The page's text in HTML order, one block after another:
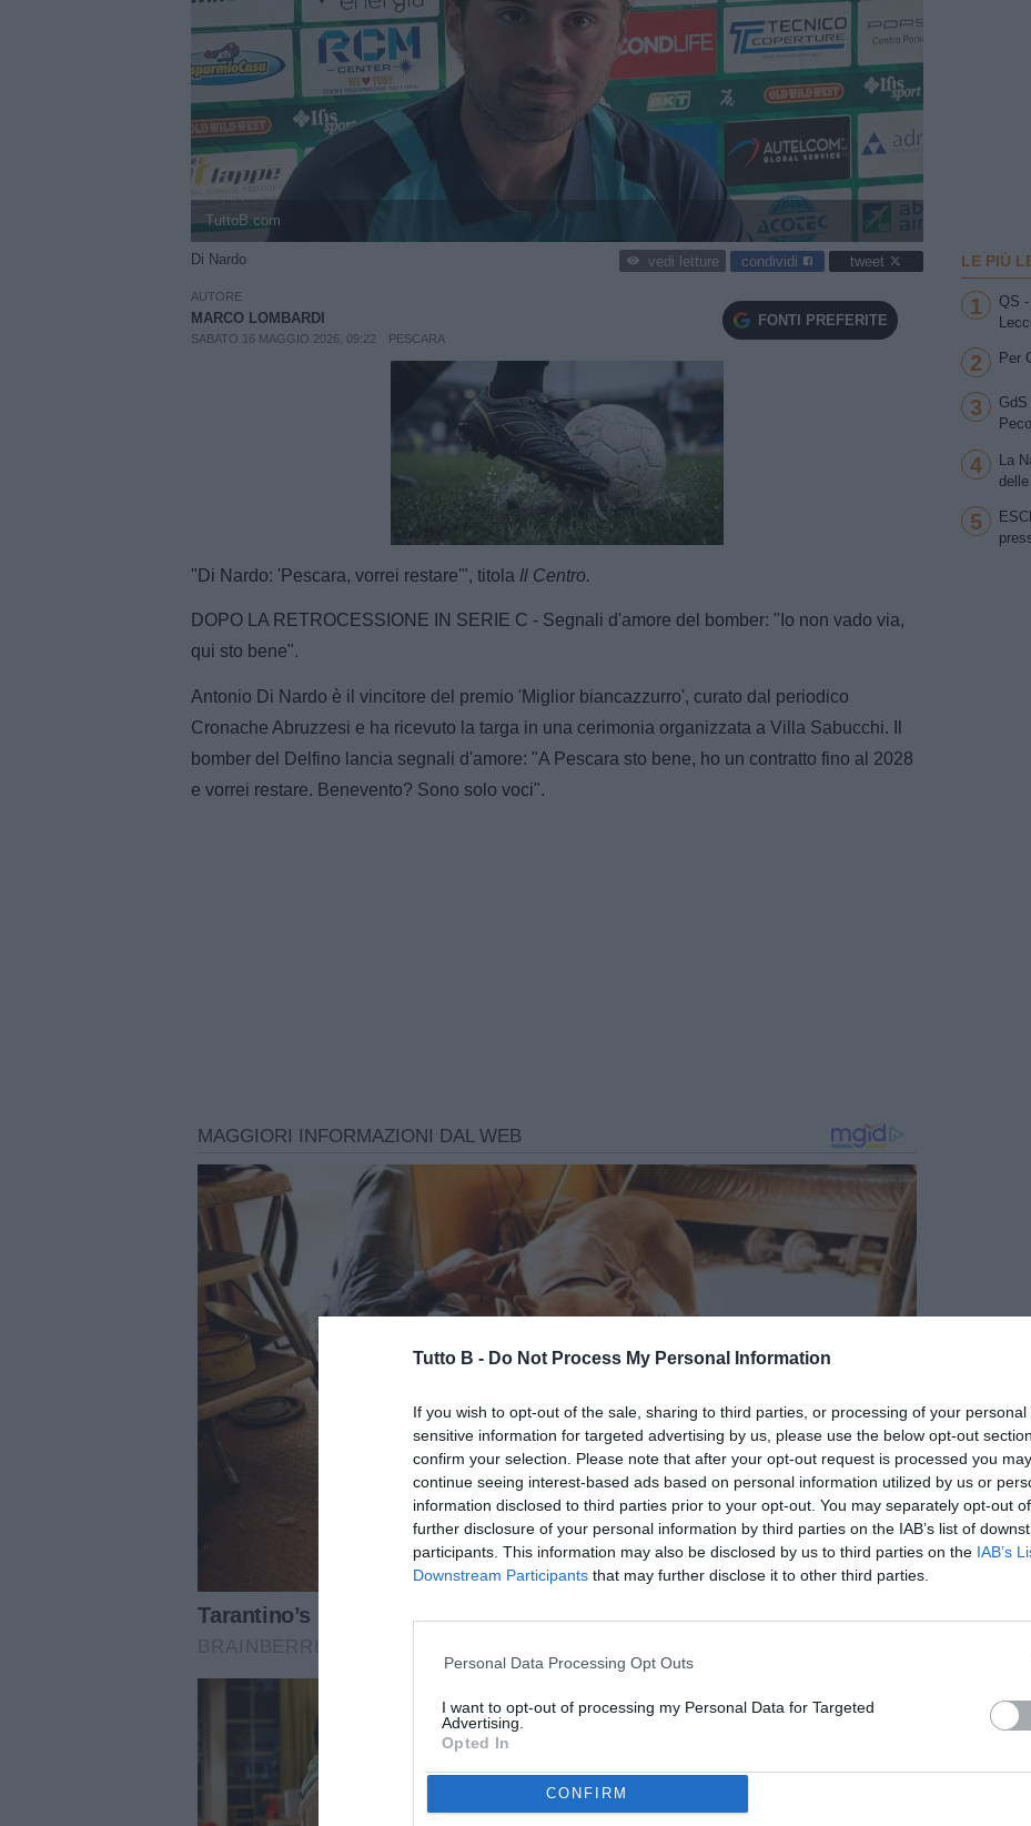
Tutto B - Do Not Process My Personal Information
If you wish to opt-out of the sale, sharing to third parties, or processing of your personal
sensitive information for targeted advertising by us, please use the below opt-out
confirm your selection. Please note that after your opt-out request is processed you may
continue seeing interest-based ads based on personal information utilized by us or
information disclosed to third parties prior to your opt-out. You may separately opt-out
further disclosure of your personal information by third parties on the IAB’s list of
participants. This information may also be disclosed by us to third parties on the IAB’s
Downstream Participants that may further disclose it to other third parties.
Personal Data Processing Opt Outs
I want to opt-out of processing my Personal Data for Targeted
Advertising.
Opted In
CONFIRM
TuttoB.com
Di Nardo vedi letture condividi tweet
AUTORE
MARCO LOMBARDI
SABATO 16 MAGGIO 2026, 09:22 PESCARA
FONTI PREFERITE
Unmute
Loaded
100.00%
"Di Nardo: 'Pescara, vorrei restare'", titola Il Centro.
DOPO LA RETROCESSIONE IN SERIE C - Segnali d'amore del bomber: "Io non vado via,
qui sto bene".
Antonio Di Nardo è il vincitore del premio 'Miglior biancazzurro', curato dal periodico
Cronache Abruzzesi e ha ricevuto la targa in una cerimonia organizzata a Villa Sabucchi. Il
bomber del Delfino lancia segnali d'amore: "A Pescara sto bene, ho un contratto fino al 2028
e vorrei restare. Benevento? Sono solo voci".
LE PIÙ
1
QS
2 Per
3
4
La
5